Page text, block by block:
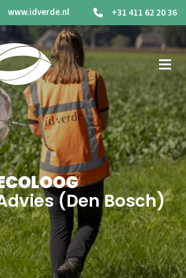
www.idverde.nl +31 411 62 20 36
(Den Bosch)